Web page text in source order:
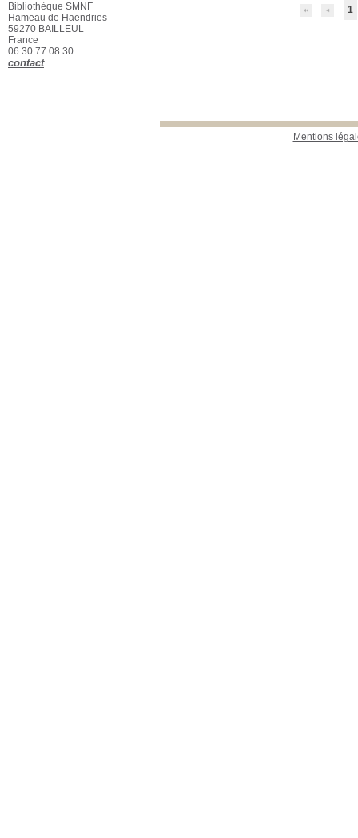
1
Mentions
Bulletin[2]
Documentaire[1]
Livres
Revues françaises
(étagère D)
Bibliothèque SMNF
Hameau de Haendries
59270 BAILLEUL
France
06 30 77 08 30
contact